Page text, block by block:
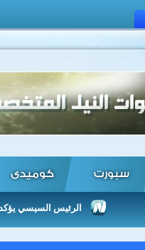
سبورت كوميدى
الرئيس السيسي يؤكد